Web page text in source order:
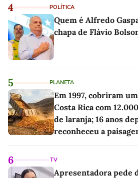
4 POLÍTICA
Quem é Alfredo
chapa de Flávio
5 PLANETA
Em 1997, cobriram
Costa Rica com
de laranja; 16 anos
reconheceu a
6 TV
Apresentadora pede